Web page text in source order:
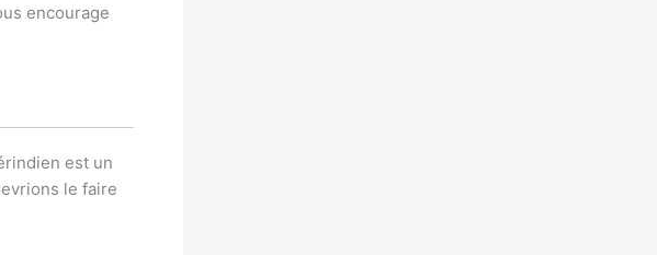
encourage
est un
le faire